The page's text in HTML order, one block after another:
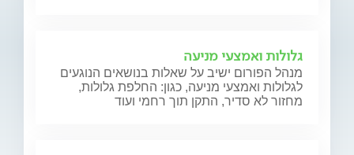
גלולות ואמצעי מניעה
מנהל הפורום ישיב על שאלות בנושאים הנוגעים
לגלולות ואמצעי מניעה, כגון: החלפת גלולות,
מחזור לא סדיר, התקן תוך רחמי ועוד